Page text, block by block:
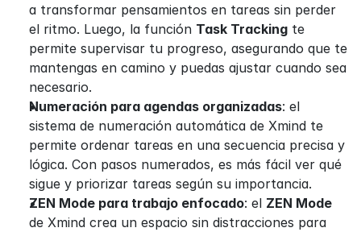
a transformar pensamientos en tareas sin perder
el ritmo. Luego, la función Task Tracking te
permite supervisar tu progreso, asegurando que te
mantengas en camino y puedas ajustar cuando sea
necesario.
Numeración para agendas organizadas: el
sistema de numeración automática de Xmind te
permite ordenar tareas en una secuencia precisa y
lógica. Con pasos numerados, es más fácil ver qué
sigue y priorizar tareas según su importancia.
ZEN Mode para trabajo enfocado: el ZEN Mode
de Xmind crea un espacio sin distracciones para